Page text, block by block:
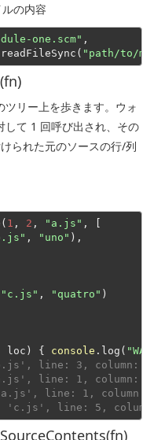
ルの内容
one.scm" ,
"path/to/
ツリー上を歩きます。ウォ
して 1 回呼び出され、その
られた元のソースの行/列
1 , 2 , "a.js" , [
, "uno" ),
"c.js" , "quatro" )
loc ) { console .log(
line: 3, column:
line: 1, column:
line: 1, column:
'c.js', line: 5,